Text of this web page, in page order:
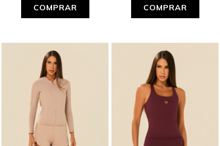
COMPRAR COMPRAR